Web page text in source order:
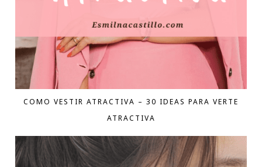
COMO VESTIR ATRACTIVA – 30 IDEAS PARA VERTE
ATRACTIVA